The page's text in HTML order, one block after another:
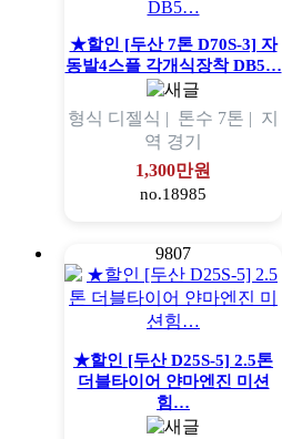
★할인 [두산 7톤 D70S-3] 자
동발4스플 각개식장착 DB5…
형식 디젤식 | 톤수 7톤 | 지
역 경기
1,300만원
no.18985
9807
★할인 [두산 D25S-5] 2.5톤
더블타이어 얀마엔진 미션
힘…